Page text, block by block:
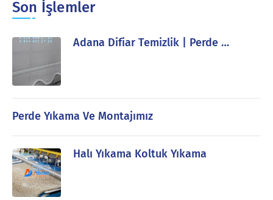
Son İşlemler
Adana Difiar Temizlik | Perde …
Perde Yıkama Ve Montajımız
Halı Yıkama Koltuk Yıkama